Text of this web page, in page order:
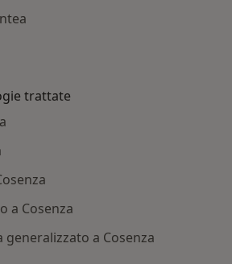
trattate
a Cosenza
a Cosenza